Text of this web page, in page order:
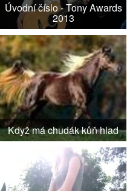
Úvodní číslo - Tony Awards
2013
Když má chudák kůň hlad